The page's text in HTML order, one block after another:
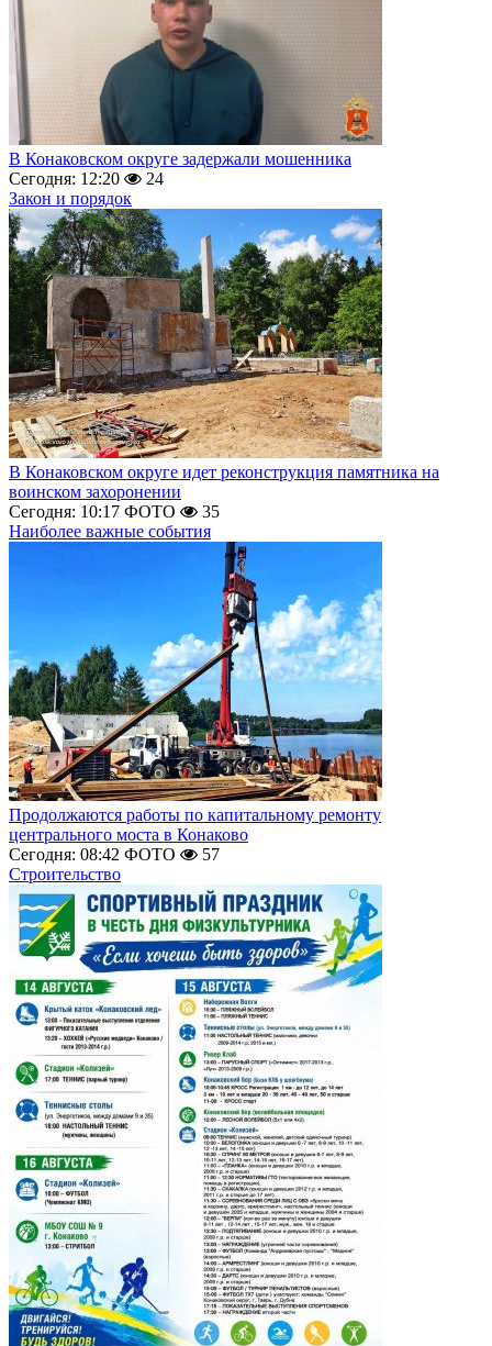
В Конаковском округе задержали мошенника
Сегодня: 12:20
24
Закон и порядок
В Конаковском округе идет реконструкция памятника на
воинском захоронении
Сегодня: 10:17 ФОТО
35
Наиболее важные события
Продолжаются работы по капитальному ремонту
центрального моста в Конаково
Сегодня: 08:42 ФОТО
57
Строительство